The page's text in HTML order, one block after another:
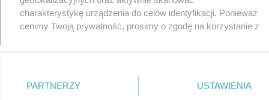
08-02
W Solankach trwa piknik "Pod kujawskim niebem"
08-02 Ogólnopolska awaria w Żabce. Pozamykane sklepy
Gniewkowo zaśpiewało dla powstańców
Budowa nowego centrum handlowego na finiszu
gowork.pl
oferty pracy
© copyright 2000-2026 Ino-online Media
charakterystykę urządzenia do celów identyfikacji. Ponieważ
cenimy Twoją prywatność, prosimy o zgodę na korzystanie z
. Niektóre rodzaje przetwarzania
danych nie wymagają zgody użytkownika, ale masz prawo
PARTNERZY USTAWIENIA